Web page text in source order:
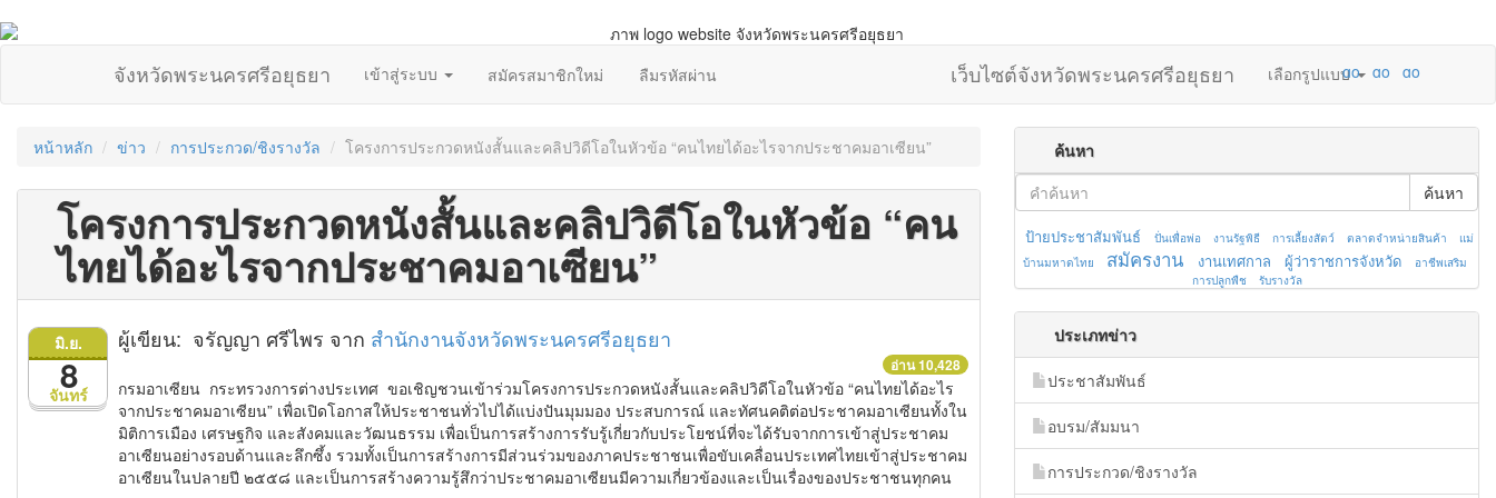
จังหวัดพระนครศรีอยุธยา เข้าสู่ระบบ สมัครสมาชิกใหม่ ลืมรหัสผ่าน เว็บไซต์จังหวัดพระนครศรีอยุธยา เลือกรูปแบบ
หน้าหลัก ข่าว การประกวด/ชิงรางวัล โครงการประกวดหนังสั้นและคลิปวิดีโอในหัวข้อ “คนไทยได้อะไรจากประชาคมอาเซียน”
โครงการประกวดหนังสั้นและคลิปวิดีโอในหัวข้อ “คน
ไทยได้อะไรจากประชาคมอาเซียน”
จันทร์
มิ.ย.
8
ผู้เขียน: จรัญญา ศรีไพร จาก สำนักงานจังหวัดพระนครศรีอยุธยา
อ่าน 10,428
กรมอาเซียน กระทรวงการต่างประเทศ ขอเชิญชวนเข้าร่วมโครงการประกวดหนังสั้นและคลิปวิดีโอในหัวข้อ “คนไทยได้อะไร
จากประชาคมอาเซียน” เพื่อเปิดโอกาสให้ประชาชนทั่วไปได้แบ่งปันมุมมอง ประสบการณ์ และทัศนคติต่อประชาคมอาเซียนทั้งใน
มิติการเมือง เศรษฐกิจ และสังคมและวัฒนธรรม เพื่อเป็นการสร้างการรับรู้เกี่ยวกับประโยชน์ที่จะได้รับจากการเข้าสู่ประชาคม
อาเซียนอย่างรอบด้านและลึกซึ้ง รวมทั้งเป็นการสร้างการมีส่วนร่วมของภาคประชาชนเพื่อขับเคลื่อนประเทศไทยเข้าสู่ประชาคม
อาเซียนในปลายปี ๒๕๕๘ และเป็นการสร้างความรู้สึกว่าประชาคมอาเซียนมีความเกี่ยวข้องและเป็นเรื่องของประชาชนทุกคน
ค้นหา
ค้นหา
ป้ายประชาสัมพันธ์ ปั่นเพื่อพ่อ งานรัฐพิธี การเลี้ยงสัตว์ ตลาดจำหน่ายสินค้า
แม่
บ้านมหาดไทย
สมัครงาน งานเทศกาล ผู้ว่าราชการจังหวัด
อาชีพเสริม
การปลูกพืช
รับรางวัล
ประเภทข่าว
ประชาสัมพันธ์
อบรม/สัมมนา
การประกวด/ชิงรางวัล